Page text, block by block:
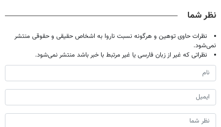
نظر شما
نظرات حاوی توهین و هرگونه نسبت ناروا به اشخاص حقیقی و حقوقی منتشر
نمی‌شود.
نظراتی که غیر از زبان فارسی یا غیر مرتبط با خبر باشد منتشر نمی‌شود.